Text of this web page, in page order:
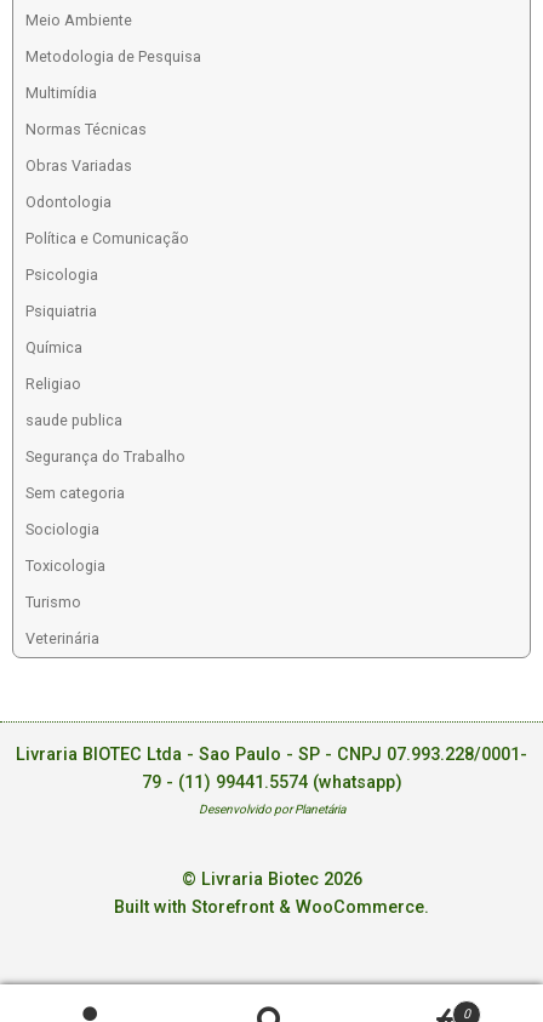
Meio Ambiente
Metodologia de Pesquisa
Multimídia
Normas Técnicas
Obras Variadas
Odontologia
Política e Comunicação
Psicologia
Psiquiatria
Química
Religiao
saude publica
Segurança do Trabalho
Sem categoria
Sociologia
Toxicologia
Turismo
Veterinária
Livraria BIOTEC Ltda - Sao Paulo - SP - CNPJ 07.993.228/0001-
79 - (11) 99441.5574 (whatsapp)
Desenvolvido por Planetária
© Livraria Biotec 2026
Built with Storefront & WooCommerce.
0